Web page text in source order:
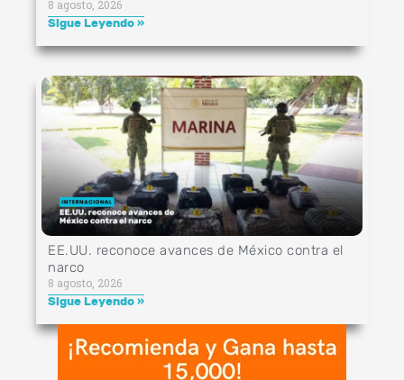
8 agosto, 2026
Sigue Leyendo »
EE.UU. reconoce avances de México contra el
narco
8 agosto, 2026
Sigue Leyendo »